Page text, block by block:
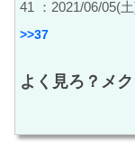
41 ：2021/06/05(
>>37
よく見ろ？メ